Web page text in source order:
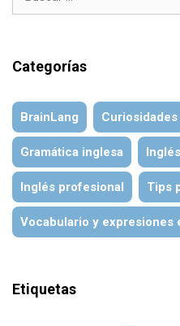
Categorías
BrainLang
Gramática inglesa
Inglés profesional Tips
Vocabulario y expresiones
Etiquetas